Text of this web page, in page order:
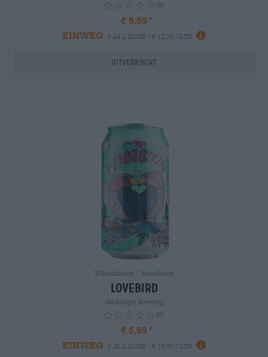
(0)
€ 5,59
EINWEG
0,44 L DOSE - € 12,70 / LTR info
Uitverkocht
Weizenbiere | Sauerbiere
Lovebird
Jackalope Brewing
(0)
€ 6,99
EINWEG
0,35 L DOSE - € 19,97 / LTR info